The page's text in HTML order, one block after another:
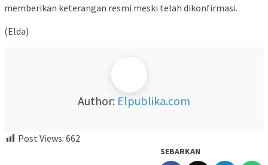
memberikan keterangan resmi meski telah dikonfirmasi.
(Elda)
Author: Elpublika.com
Post Views: 662
SEBARKAN